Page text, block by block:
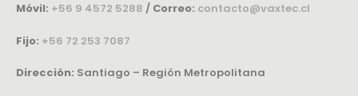
Móvil: +56 9 4572 5288 / Correo: contacto@vaxtec.cl
Fijo: +56 72 253 7087
Dirección: Santiago – Región Metropolitana